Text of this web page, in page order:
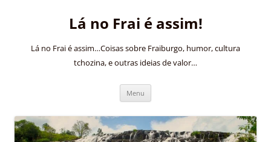
Lá no Frai é assim!
Lá no Frai é assim…Coisas sobre Fraiburgo, humor, cultura
tchozina, e outras ideias de valor…
Menu